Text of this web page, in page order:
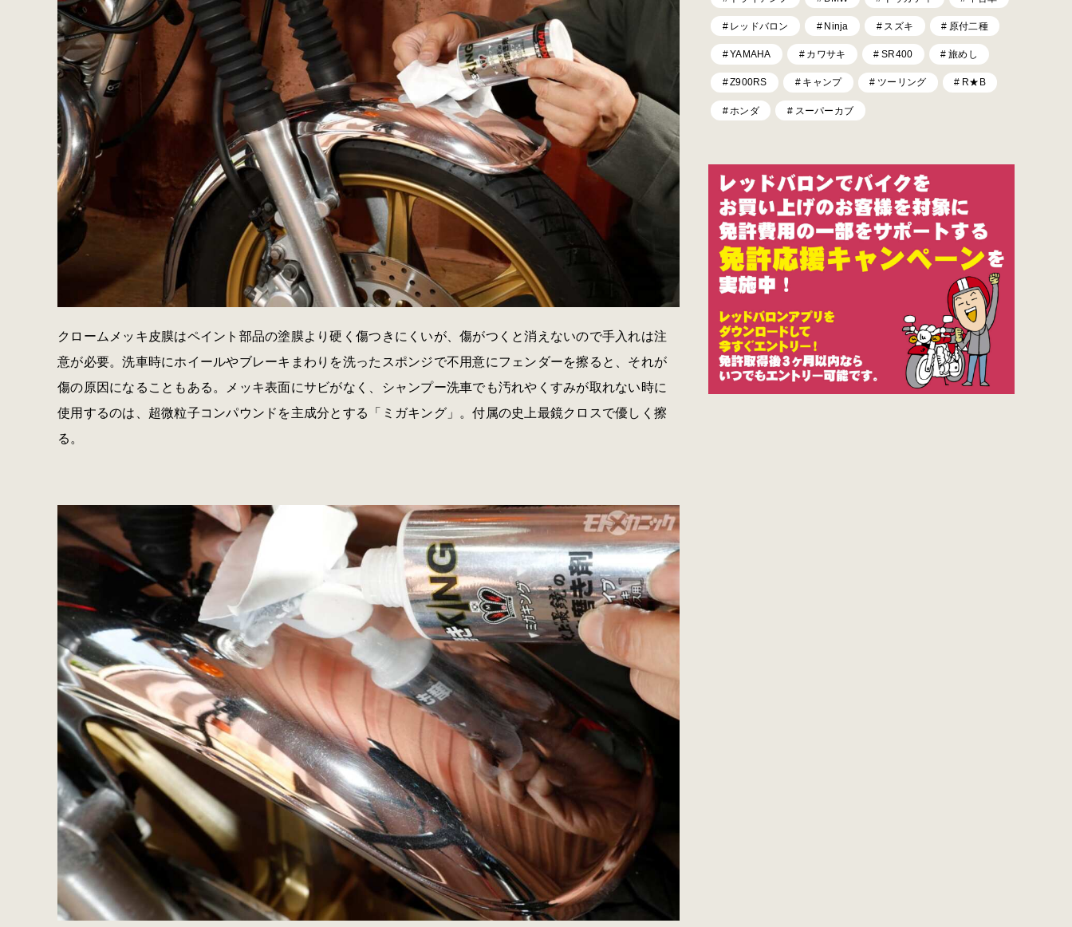
クロームメッキ皮膜はペイント部品の塗膜より硬く傷つきにくいが、傷がつくと消えないので手入れは注
意が必要。洗車時にホイールやブレーキまわりを洗ったスポンジで不用意にフェンダーを擦ると、それが
傷の原因になることもある。メッキ表面にサビがなく、シャンプー洗車でも汚れやくすみが取れない時に
使用するのは、超微粒子コンパウンドを主成分とする「ミガキング」。付属の史上最鏡クロスで優しく擦
る。
レッドバロン Ninja スズキ 原付二種
YAMAHA カワサキ SR400 旅めし
Z900RS キャンプ ツーリング R★B
ホンダ スーパーカブ